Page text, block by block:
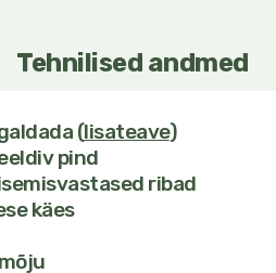
Tehnilised andmed
(lisateave)
pind
ribad
käes